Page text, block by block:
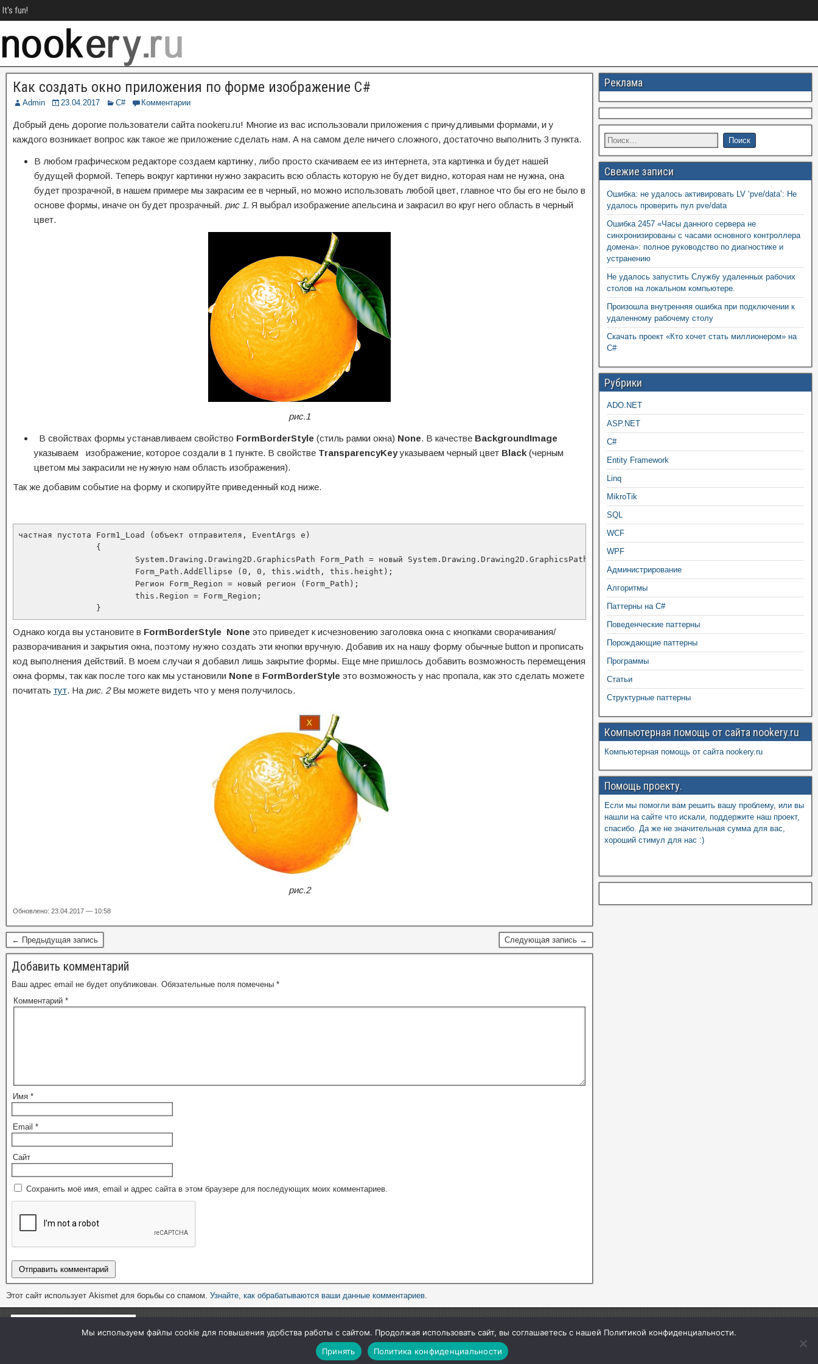
It's fun!
Как создать окно приложения по форме изображение C#
Admin 23.04.2017 C# Комментарии
Добрый день дорогие пользователи сайта nookeru.ru! Многие из вас использовали приложения с причудливыми формами, и у
каждого возникает вопрос как такое же приложение сделать нам. А на самом деле ничего сложного, достаточно выполнить 3 пункта.
В любом графическом редакторе создаем картинку, либо просто скачиваем ее из интернета, эта картинка и будет нашей
будущей формой. Теперь вокруг картинки нужно закрасить всю область которую не будет видно, которая нам не нужна, она
будет прозрачной, в нашем примере мы закрасим ее в черный, но можно использовать любой цвет, главное что бы его не было в
основе формы, иначе он будет прозрачный. рис 1. Я выбрал изображение апельсина и закрасил во круг него область в черный
цвет.
рис.1
В свойствах формы устанавливаем свойство FormBorderStyle (стиль рамки окна) None. В качестве BackgroundImage
указываем изображение, которое создали в 1 пункте. В свойстве TransparencyKeyуказываем черный цвет Black (черным
цветом мы закрасили не нужную нам область изображения).
Так же добавим событие на форму и скопируйте приведенный код ниже.
частная пустота Form1_Load (объект отправителя, EventArgs е)
		}
Однако когда вы установите в FormBorderStyle None это приведет к исчезновению заголовка окна с кнопками сворачивания/
разворачивания и закрытия окна, поэтому нужно создать эти кнопки вручную. Добавив их на нашу форму обычные button и прописать
код выполнения действий. В моем случаи я добавил лишь закрытие формы. Еще мне пришлось добавить возможность перемещения
окна формы, так как после того как мы установили None в FormBorderStyle это возможность у нас пропала, как это сделать можете
почитать тут. На рис. 2Вы можете видеть что у меня получилось.
рис.2
Обновлено: 23.04.2017 — 10:58
← Предыдущая запись Следующая запись →
Добавить комментарий
Ваш адрес email не будет опубликован. Обязательные поля помечены *
Комментарий *
Имя *
Email *
Сайт
Сохранить моё имя, email и адрес сайта в этом браузере для последующих моих комментариев.
Этот сайт использует Akismet для борьбы со спамом. Узнайте, как обрабатываются ваши данные комментариев.
Реклама
Свежие записи
Ошибка: не удалось активировать LV ‘pve/data’: Не
удалось проверить пул pve/data
Ошибка 2457 «Часы данного сервера не
синхронизированы с часами основного контроллера
домена»: полное руководство по диагностике и
устранению
Не удалось запустить Службу удаленных рабочих
столов на локальном компьютере.
Произошла внутренняя ошибка при подключении к
удаленному рабочему столу
Скачать проект «Кто хочет стать миллионером» на
C#
Рубрики
ADO.NET
ASP.NET
C#
Entity Framework
Linq
MikroTik
SQL
WCF
WPF
Администрирование
Алгоритмы
Паттерны на C#
Поведенческие паттерны
Порождающие паттерны
Программы
Статьи
Структурные паттерны
Компьютерная помощь от сайта nookery.ru
Компьютерная помощь от сайта nookery.ru
Помощь проекту.
Если мы помогли вам решить вашу проблему, или вы
нашли на сайте что искали, поддержите наш проект,
спасибо. Да же не значительная сумма для вас,
хороший стимул для нас :)
Мы используем файлы cookie для повышения удобства работы с сайтом. Продолжая использовать сайт, вы соглашаетесь с нашей Политикой конфиденциальности.
Принять
Политика конфиденциальности